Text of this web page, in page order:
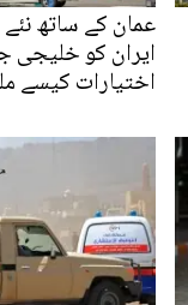
عمان کے ساتھ
ایران کو خلیجی
اختیارات کیسے